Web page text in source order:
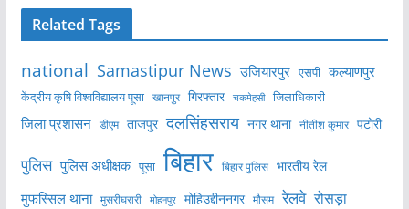
Related Tags
national Samastipur News उजियारपुर एसपी कल्याणपुर
केंद्रीय कृषि विश्वविद्यालय पूसा खानपुर गिरफ्तार चकमेहसी जिलाधिकारी
जिला प्रशासन डीएम ताजपुर दलसिंहसराय नगर थाना नीतीश कुमार पटोरी
पुलिस पुलिस अधीक्षक पूसा बिहार बिहार पुलिस भारतीय रेल
मुफस्सिल थाना मुसरीघरारी मोहनपुर मोहिउद्दीननगर मौसम रेलवे रोसड़ा